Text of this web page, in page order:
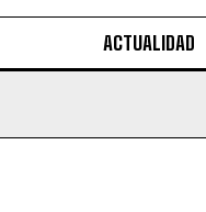
ACTUALIDAD